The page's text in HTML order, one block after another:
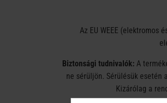
Az EU WEEE
Biztonsági tudnivalók: A
ne sérüljön. Sérülésük esetén
Kizárólag a